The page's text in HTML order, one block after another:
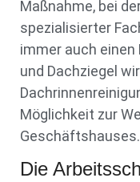
Maßnahme, bei
spezialisierter
immer auch
und Dachziegel
Möglichkeit zur
Geschäftshauses.
Die